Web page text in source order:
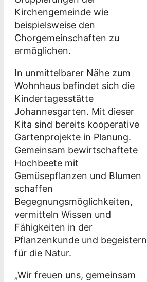
Kirchengemeinde wie
beispielsweise den
Chorgemeinschaften zu
ermöglichen.
In unmittelbarer Nähe zum
Wohnhaus befindet sich die
Kindertagesstätte
Johannesgarten. Mit dieser
Kita sind bereits kooperative
Gartenprojekte in Planung.
Gemeinsam bewirtschaftete
Hochbeete mit
Gemüsepflanzen und Blumen
schaffen
Begegnungsmöglichkeiten,
vermitteln Wissen und
Fähigkeiten in der
Pflanzenkunde und begeistern
für die Natur.
„Wir freuen uns, gemeinsam